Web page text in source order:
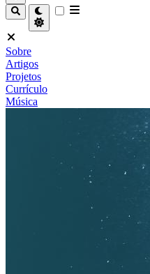
Sobre
Artigos
Projetos
Currículo
Música